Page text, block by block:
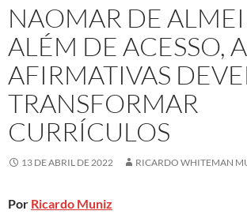
NAOMAR DE
ALÉM DE ACESSO,
AFIRMATIVAS
TRANSFORMAR
CURRÍCULOS
13 DE ABRIL DE 2022 RICARDO WHITEMAN
Por Ricardo Muniz